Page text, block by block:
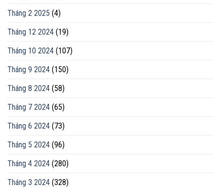
Tháng 2 2025 (4)
Tháng 12 2024 (19)
Tháng 10 2024 (107)
Tháng 9 2024 (150)
Tháng 8 2024 (58)
Tháng 7 2024 (65)
Tháng 6 2024 (73)
Tháng 5 2024 (96)
Tháng 4 2024 (280)
Tháng 3 2024 (328)